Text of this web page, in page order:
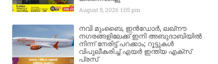
August 5, 2026 1:05 pm
നവി മുംബൈ, ഇൻഡോർ, ലഖ്നൗ
നഗരങ്ങളിലേക്ക് ഇനി അബുദാബിയിൽ
നിന്ന് നേരിട്ട് പറക്കാം; റൂട്ടുകൾ
വിപുലീകരിച്ച് എയർ ഇന്ത്യ എക്സ്
പ്രസ്